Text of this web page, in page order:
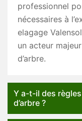
professionnel
nécessaires à
elagage
un acteur
d’arbre.
Y a-t-il des
d’arbre ?